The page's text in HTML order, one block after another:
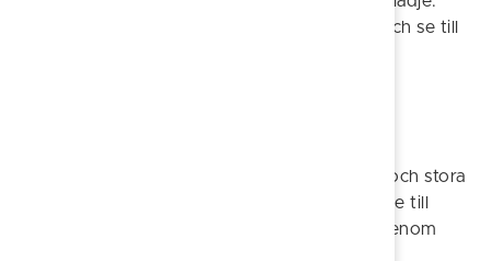
Det handlar om att göra saker tillsammans och se till
Katarinas berättelse. Trots en tuff barndom och stora
svårigheter och sorger, har hennes vilja att ge till
andra inte minskat, utan snarare förstärkts genom